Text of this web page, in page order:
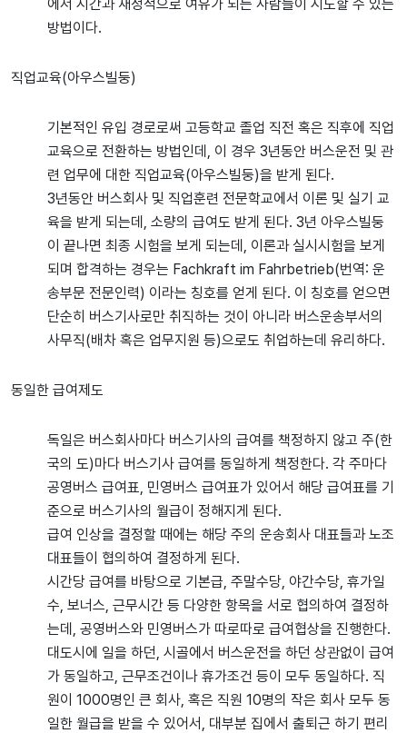
에서 시간과 재정적으로 여유가 되는 사람들이 시도할 수 있는
방법이다.
직업교육(아우스빌둥)
기본적인 유입 경로로써 고등학교 졸업 직전 혹은 직후에 직업
교육으로 전환하는 방법인데, 이 경우 3년동안 버스운전 및 관
련 업무에 대한 직업교육(아우스빌둥)을 받게 된다.
3년동안 버스회사 및 직업훈련 전문학교에서 이론 및 실기 교
육을 받게 되는데, 소량의 급여도 받게 된다. 3년 아우스빌둥
이 끝나면 최종 시험을 보게 되는데, 이론과 실시시험을 보게
되며 합격하는 경우는 Fachkraft im Fahrbetrieb(번역: 운
송부문 전문인력) 이라는 칭호를 얻게 된다. 이 칭호를 얻으면
단순히 버스기사로만 취직하는 것이 아니라 버스운송부서의
사무직(배차 혹은 업무지원 등)으로도 취업하는데 유리하다.
동일한 급여제도
독일은 버스회사마다 버스기사의 급여를 책정하지 않고 주(한
국의 도)마다 버스기사 급여를 동일하게 책정한다. 각 주마다
공영버스 급여표, 민영버스 급여표가 있어서 해당 급여표를 기
준으로 버스기사의 월급이 정해지게 된다.
급여 인상을 결정할 때에는 해당 주의 운송회사 대표들과 노조
대표들이 협의하여 결정하게 된다.
시간당 급여를 바탕으로 기본급, 주말수당, 야간수당, 휴가일
수, 보너스, 근무시간 등 다양한 항목을 서로 협의하여 결정하
는데, 공영버스와 민영버스가 따로따로 급여협상을 진행한다.
대도시에 일을 하던, 시골에서 버스운전을 하던 상관없이 급여
가 동일하고, 근무조건이나 휴가조건 등이 모두 동일하다. 직
원이 1000명인 큰 회사, 혹은 직원 10명의 작은 회사 모두 동
일한 월급을 받을 수 있어서, 대부분 집에서 출퇴근 하기 편리